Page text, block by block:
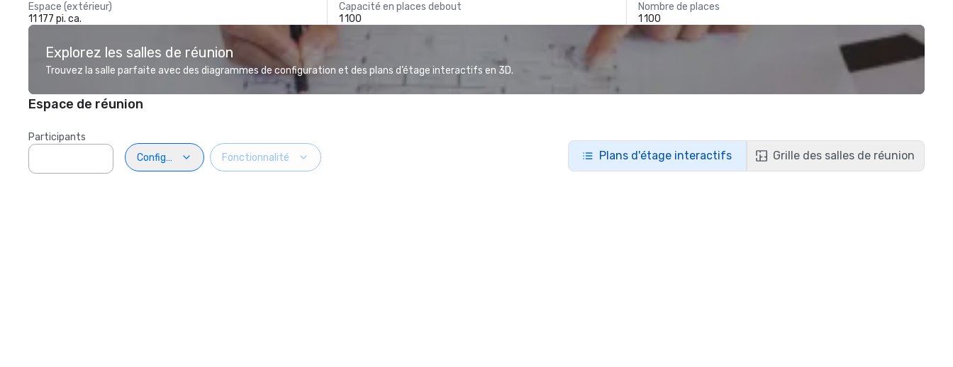
Espace (extérieur)
11 177 pi. ca.
Capacité en places debout
1 100
Nombre de places
1 100
Explorez les salles de réunion
Trouvez la salle parfaite avec des diagrammes de configuration et des plans d’étage interactifs en 3D.
Espace de réunion
Participants
Configuration
Fonctionnalité Plans d'étage interactifs Grille des salles de réunion